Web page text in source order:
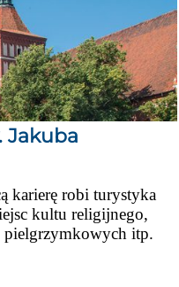
Jakuba
karierę robi turystyka
kultu religijnego,
pielgrzymkowych itp.